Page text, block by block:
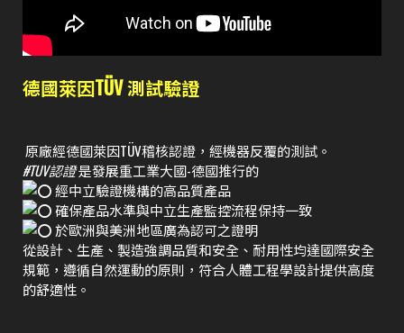
德國萊因TÜV 測試驗證
原廠經德國萊因TÜV稽核認證，經機器反覆的測試。
#TUV認證是發展重工業大國-德國推行的
經中立驗證機構的高品質產品
確保產品水準與中立生產監控流程保持一致
於歐洲與美洲地區廣為認可之證明
從設計、生產、製造強調品質和安全、耐用性均達國際安全
規範，遵循自然運動的原則，符合人體工程學設計提供高度
的舒適性。